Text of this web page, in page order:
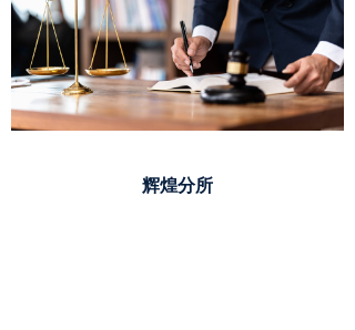
辉煌分所